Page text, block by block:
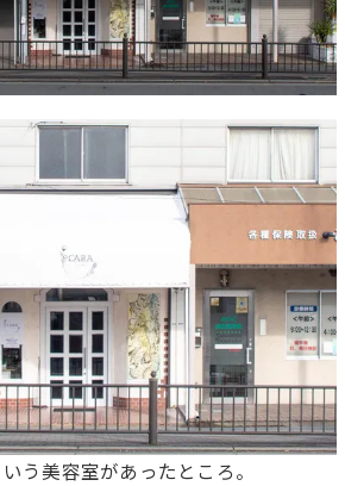
う美容室があったところ。